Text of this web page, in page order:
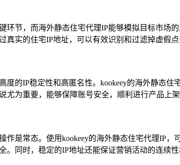
环节，而海外静态住宅代理IP能够模拟目标市场
真实的住宅IP地址，可以有效识别和过滤掉虚假
度的IP稳定性和高匿名性。kookeey的海外静态
尤为重要，能够保障账号安全，顺利进行产品上
作是常态。使用kookeey的海外静态住宅代理IP，
。同时，稳定的IP地址还能保证营销活动的连续性